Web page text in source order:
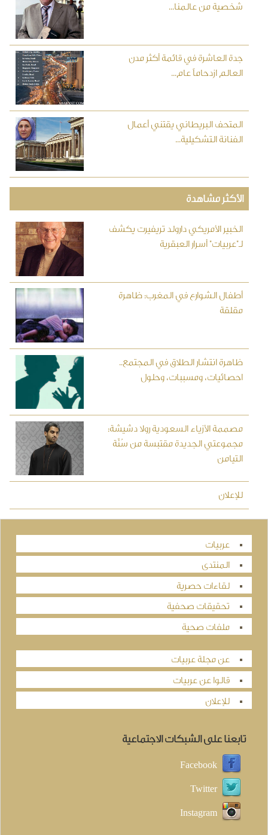
شخصية من عالمنا...
جدة العاشرة في قائمة أكثر مدن
العالم ازدحاماً عام...
المتحف البريطاني يقتني أعمال
الفنانة التشكيلية...
الأكثر مشاهدة
الخبير الأمريكي دارولد تريفيرت يكشف
لـ"عربيات" أسرار العبقرية
أطفال الشوارع في المغرب: ظاهرة
مقلقة
ظاهرة انتشار الطلاق في المجتمع..
احصائيات، ومسببات، وحلول
مصممة الأزياء السعودية رولا دشيشة:
مجموعتي الجديدة مقتبسة من سُنَّة
التيامن
للإعلان
عربيات
المنتدى
لقاءات حصرية
تحقيقات صحفية
ملفات صحية
عن مجلة عربيات
قالوا عن عربيات
للإعلان
تابعنا على الشبكات الاجتماعية
Facebook
Twitter
Instagram